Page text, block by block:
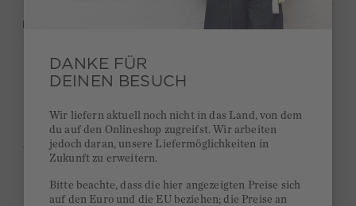
BEWERTUNGEN (2)
Kurze Lieferzeiten 3-5 Tage
Ab 300€ versandkostenfrei
DANKE FÜR
DEINEN BESUCH
Wir liefern aktuell noch nicht in das Land, von dem
du auf den Onlineshop zugreifst. Wir arbeiten
jedoch daran, unsere Liefermöglichkeiten in
Zukunft zu erweitern.
Bitte beachte, dass die hier angezeigten Preise sich
auf den Euro und die EU beziehen; die Preise an